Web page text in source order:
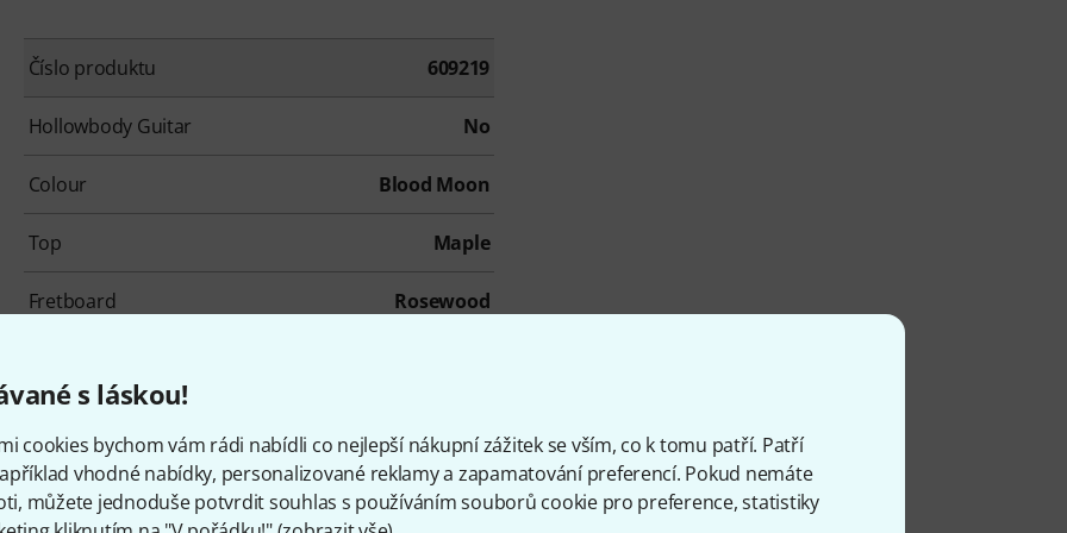
s láskou!
cookies bychom vám rádi nabídli co nejlepší nákupní zážitek se vším, co k tomu patří. Patří
vhodné nabídky, personalizované reklamy a zapamatování preferencí. Pokud nemáte
můžete jednoduše potvrdit souhlas s používáním souborů cookie pro preference, statistiky
Číslo produktu 609219
Hollowbody Guitar No
Colour Blood Moon
Top Maple
Fretboard Rosewood
Incl. Bag No